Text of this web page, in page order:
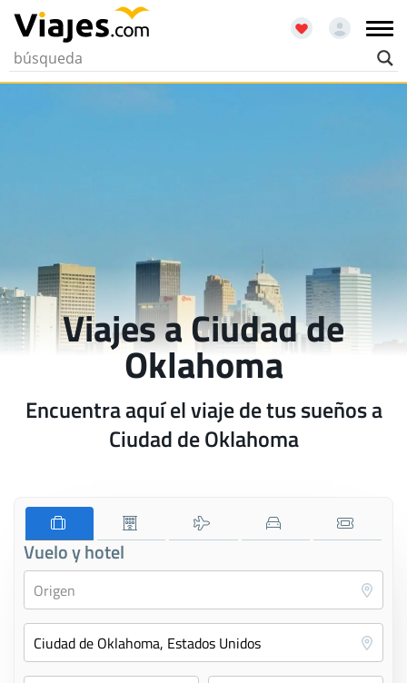
Viajes a Ciudad de
Oklahoma
Encuentra aquí el viaje de tus sueños a
Ciudad de Oklahoma
Vuelo y hotel